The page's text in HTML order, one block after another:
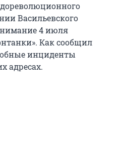
Васильевского
4 июля
Как сообщил
инциденты
адресах.